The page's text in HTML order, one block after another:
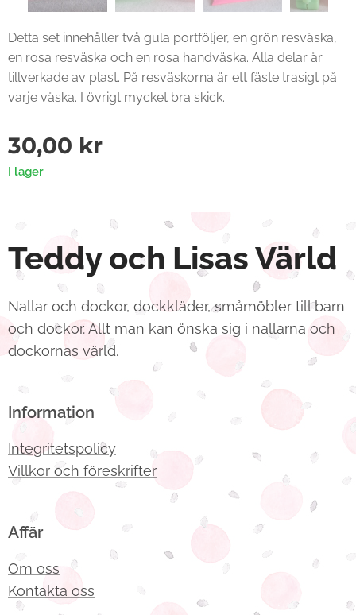
Detta set innehåller två gula portföljer, en grön resväska,
en rosa resväska och en rosa handväska. Alla delar är
tillverkade av plast. På resväskorna är ett fäste trasigt på
varje väska. I övrigt mycket bra skick.
30,00 kr
I lager
Teddy och Lisas Värld
Nallar och dockor, dockkläder, småmöbler till barn
och dockor. Allt man kan önska sig i nallarna och
dockornas värld.
Information
Integritetspolicy
Villkor och föreskrifter
Affär
Om oss
Kontakta oss